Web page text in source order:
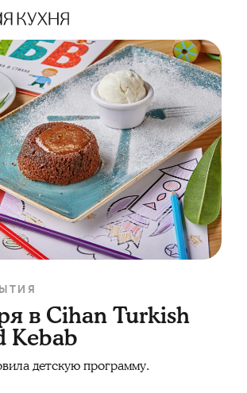
в Cihan Turkish
Kebab
детскую программу.